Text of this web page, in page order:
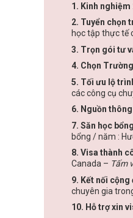
1. Kinh nghiệm
2. Tuyển chọn
học tập thực tế
3. Trọn gói tư
4. Chọn
5. Tối ưu lộ
các công cụ
6. Nguồn
7. Săn học
bổng / năm :
8. Visa thành
Canada – Tấm
9. Kết nối
chuyên gia
10. Hỗ trợ xin